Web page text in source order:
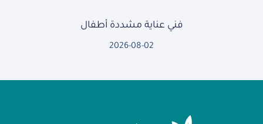
فني عناية مشددة أطفال
2026-08-02